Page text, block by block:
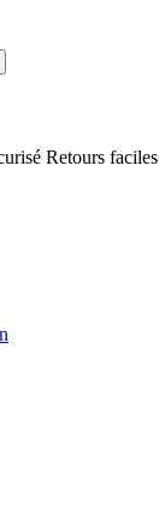
Retours faciles